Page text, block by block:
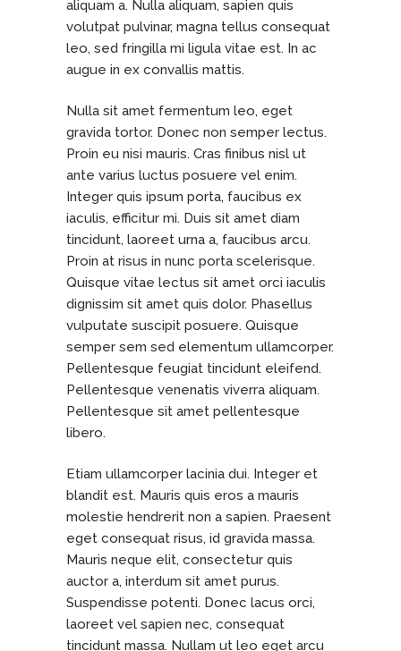
aliquam a. Nulla aliquam, sapien quis
volutpat pulvinar, magna tellus consequat
leo, sed fringilla mi ligula vitae est. In ac
augue in ex convallis mattis.
Nulla sit amet fermentum leo, eget
gravida tortor. Donec non semper lectus.
Proin eu nisi mauris. Cras finibus nisl ut
ante varius luctus posuere vel enim.
Integer quis ipsum porta, faucibus ex
iaculis, efficitur mi. Duis sit amet diam
tincidunt, laoreet urna a, faucibus arcu.
Proin at risus in nunc porta scelerisque.
Quisque vitae lectus sit amet orci iaculis
dignissim sit amet quis dolor. Phasellus
vulputate suscipit posuere. Quisque
semper sem sed elementum ullamcorper.
Pellentesque feugiat tincidunt eleifend.
Pellentesque venenatis viverra aliquam.
Pellentesque sit amet pellentesque
libero.
Etiam ullamcorper lacinia dui. Integer et
blandit est. Mauris quis eros a mauris
molestie hendrerit non a sapien. Praesent
eget consequat risus, id gravida massa.
Mauris neque elit, consectetur quis
auctor a, interdum sit amet purus.
Suspendisse potenti. Donec lacus orci,
laoreet vel sapien nec, consequat
tincidunt massa. Nullam ut leo eget arcu